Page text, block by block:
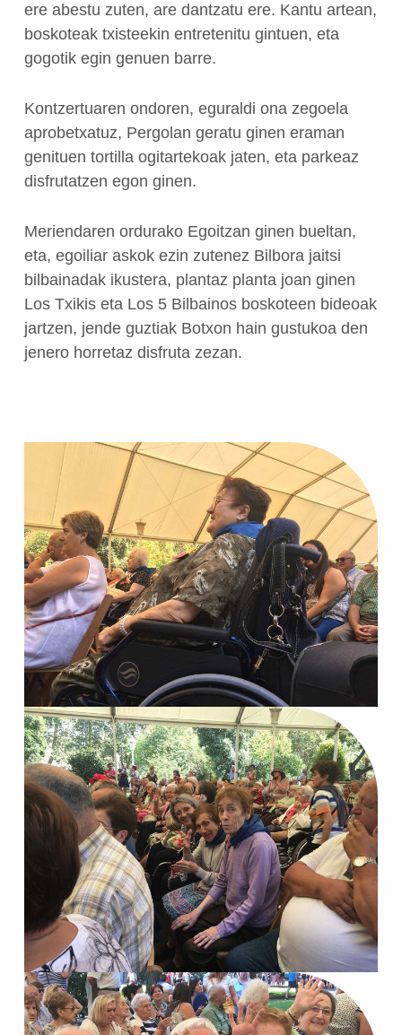
ere abestu zuten, are dantzatu ere. Kantu artean,
boskoteak txisteekin entretenitu gintuen, eta
gogotik egin genuen barre.
Kontzertuaren ondoren, eguraldi ona zegoela
aprobetxatuz, Pergolan geratu ginen eraman
genituen tortilla ogitartekoak jaten, eta parkeaz
disfrutatzen egon ginen.
Meriendaren ordurako Egoitzan ginen bueltan,
eta, egoiliar askok ezin zutenez Bilbora jaitsi
bilbainadak ikustera, plantaz planta joan ginen
Los Txikis eta Los 5 Bilbainos boskoteen bideoak
jartzen, jende guztiak Botxon hain gustukoa den
jenero horretaz disfruta zezan.